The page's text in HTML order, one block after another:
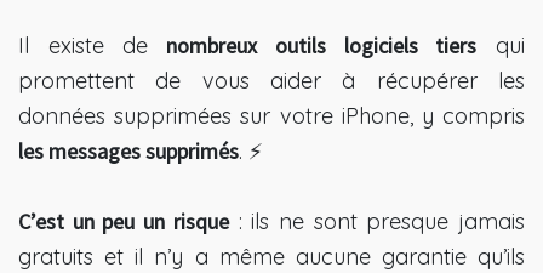
Il existe de nombreux outils logiciels tiers qui
promettent de vous aider à récupérer les
données supprimées sur votre iPhone, y compris
les messages supprimés. ⚡️
C’est un peu un risque: ils ne sont presque jamais
gratuits et il n’y a même aucune garantie qu’ils